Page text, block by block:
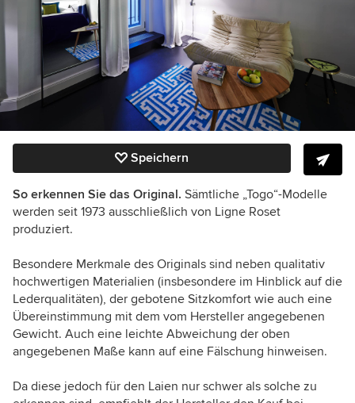
Speichern
So erkennen Sie das Original. Sämtliche „Togo“-Modelle
werden seit 1973 ausschließlich von Ligne Roset
produziert.
Besondere Merkmale des Originals sind neben qualitativ
hochwertigen Materialien (insbesondere im Hinblick auf die
Lederqualitäten), der gebotene Sitzkomfort wie auch eine
Übereinstimmung mit dem vom Hersteller angegebenen
Gewicht. Auch eine leichte Abweichung der oben
angegebenen Maße kann auf eine Fälschung hinweisen.
Da diese jedoch für den Laien nur schwer als solche zu